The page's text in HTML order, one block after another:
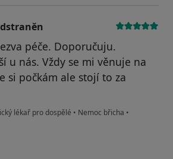
péče. Doporučuju.
u nás. Vždy se mi věnuje na
si počkám ale stojí to za
lékař pro dospělé • Nemoc břicha •
účet byl odstraněn